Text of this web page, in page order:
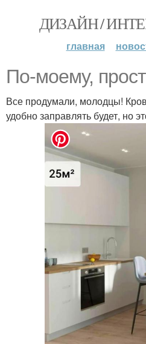
ДИЗАЙН /
главная
По-моему,
Все продумали, молодцы!
удобно заправлять будет, но